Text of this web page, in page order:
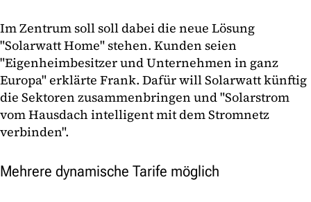
Im Zentrum soll soll dabei die neue Lösung
"Solarwatt Home" stehen. Kunden seien
"Eigenheimbesitzer und Unternehmen in ganz
Europa" erklärte Frank. Dafür will Solarwatt künftig
die Sektoren zusammenbringen und "Solarstrom
vom Hausdach intelligent mit dem Stromnetz
verbinden".
Mehrere dynamische Tarife möglich